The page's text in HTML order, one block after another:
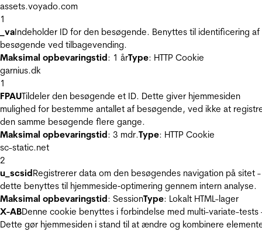
assets.voyado.com
1
_vaIndeholder ID for den besøgende. Benyttes til identificering af
besøgende ved tilbagevending.
Maksimal opbevaringstid: 1 årType: HTTP Cookie
garnius.dk
1
FPAUTildeler den besøgende et ID. Dette giver hjemmesiden
mulighed for bestemme antallet af besøgende, ved ikke at
den samme besøgende flere gange.
Maksimal opbevaringstid: 3 mdr.Type: HTTP Cookie
sc-static.net
2
u_scsidRegistrerer data om den besøgendes navigation på sitet -
dette benyttes til hjemmeside‐optimering gennem intern analyse.
Maksimal opbevaringstid: SessionType: Lokalt HTML-lager
X-ABDenne cookie benyttes i forbindelse med multi-variate-tests
Dette gør hjemmesiden i stand til at ændre og kombinere